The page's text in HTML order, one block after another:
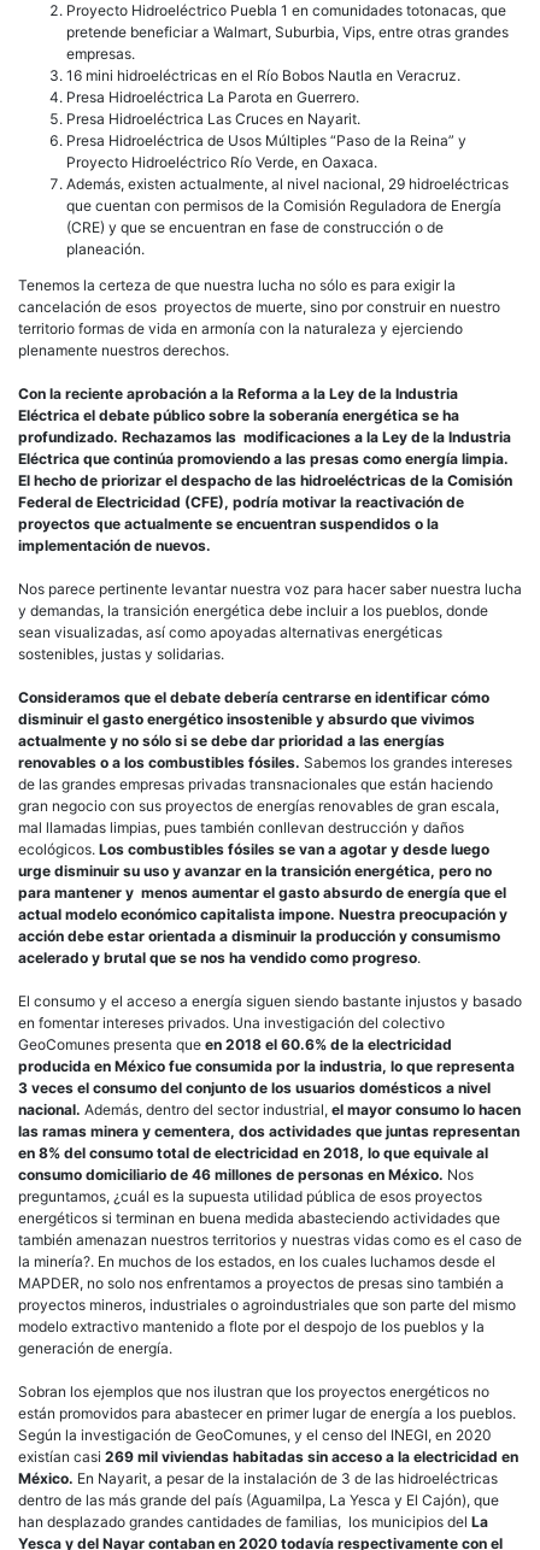
Proyecto Hidroeléctrico Puebla 1 en comunidades totonacas, que
pretende beneficiar a Walmart, Suburbia, Vips, entre otras grandes
empresas.
16 mini hidroeléctricas en el Río Bobos Nautla en Veracruz.
Presa Hidroeléctrica La Parota en Guerrero.
Presa Hidroeléctrica Las Cruces en Nayarit.
Presa Hidroeléctrica de Usos Múltiples “Paso de la Reina” y
Proyecto Hidroeléctrico Río Verde, en Oaxaca.
Además, existen actualmente, al nivel nacional, 29 hidroeléctricas
que cuentan con permisos de la Comisión Reguladora de Energía
(CRE) y que se encuentran en fase de construcción o de
planeación.
Tenemos la certeza de que nuestra lucha no sólo es para exigir la
cancelación de esos proyectos de muerte, sino por construir en nuestro
territorio formas de vida en armonía con la naturaleza y ejerciendo
plenamente nuestros derechos.
Con la reciente aprobación a la Reforma a la Ley de la Industria
Eléctrica el debate público sobre la soberanía energética se ha
profundizado. Rechazamos las modificaciones a la Ley de la Industria
Eléctrica que continúa promoviendo a las presas como energía limpia.
El hecho de priorizar el despacho de las hidroeléctricas de la Comisión
Federal de Electricidad (CFE), podría motivar la reactivación de
proyectos que actualmente se encuentran suspendidos o la
implementación de nuevos.
Nos parece pertinente levantar nuestra voz para hacer saber nuestra lucha
y demandas, la transición energética debe incluir a los pueblos, donde
sean visualizadas, así como apoyadas alternativas energéticas
sostenibles, justas y solidarias.
Consideramos que el debate debería centrarse en identificar cómo
disminuir el gasto energético insostenible y absurdo que vivimos
actualmente y no sólo si se debe dar prioridad a las energías
renovables o a los combustibles fósiles. Sabemos los grandes intereses
de las grandes empresas privadas transnacionales que están haciendo
gran negocio con sus proyectos de energías renovables de gran escala,
mal llamadas limpias, pues también conllevan destrucción y daños
ecológicos. Los combustibles fósiles se van a agotar y desde luego
urge disminuir su uso y avanzar en la transición energética, pero no
para mantener y menos aumentar el gasto absurdo de energía que el
actual modelo económico capitalista impone. Nuestra preocupación y
acción debe estar orientada a disminuir la producción y consumismo
acelerado y brutal que se nos ha vendido como progreso.
El consumo y el acceso a energía siguen siendo bastante injustos y basado
en fomentar intereses privados. Una investigación del colectivo
GeoComunes presenta que en 2018 el 60.6% de la electricidad
producida en México fue consumida por la industria, lo que representa
3 veces el consumo del conjunto de los usuarios domésticos a nivel
nacional. Además, dentro del sector industrial, el mayor consumo lo hacen
las ramas minera y cementera, dos actividades que juntas representan
en 8% del consumo total de electricidad en 2018, lo que equivale al
consumo domiciliario de 46 millones de personas en México. Nos
preguntamos, ¿cuál es la supuesta utilidad pública de esos proyectos
energéticos si terminan en buena medida abasteciendo actividades que
también amenazan nuestros territorios y nuestras vidas como es el caso de
la minería?. En muchos de los estados, en los cuales luchamos desde el
MAPDER, no solo nos enfrentamos a proyectos de presas sino también a
proyectos mineros, industriales o agroindustriales que son parte del mismo
modelo extractivo mantenido a flote por el despojo de los pueblos y la
generación de energía.
Sobran los ejemplos que nos ilustran que los proyectos energéticos no
están promovidos para abastecer en primer lugar de energía a los pueblos.
Según la investigación de GeoComunes, y el censo del INEGI, en 2020
existían casi 269 mil viviendas habitadas sin acceso a la electricidad en
México. En Nayarit, a pesar de la instalación de 3 de las hidroeléctricas
dentro de las más grande del país (Aguamilpa, La Yesca y El Cajón), que
han desplazado grandes cantidades de familias, los municipios del La
Yesca y del Nayar contaban en 2020 todavía respectivamente con el